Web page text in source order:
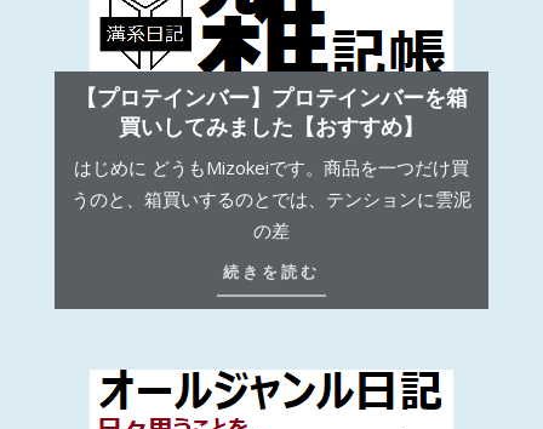
【プロテインバー】プロテインバーを箱
買いしてみました【おすすめ】
はじめに どうもMizokeiです。商品を一つだけ買
うのと、箱買いするのとでは、テンションに雲泥
の差
続きを読む